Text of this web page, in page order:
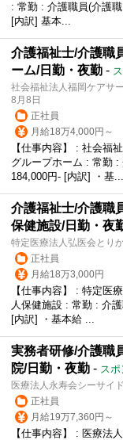
: 常勤 : 介護職員(介護
[内訳] 基本...
介護福祉士/介護職
ーム/日勤・夜勤 -
社会福祉法人福岡ケアサ
8月8日
正社員
月給18万4,000円～
【仕事内容】 : 社会福
グループホーム : 常勤
184,000円- [内訳] ・基...
介護福祉士/介護職
保健施設/日勤・夜
特定医療法人弘医会とり
正社員
月給18万3,000円
【仕事内容】 : 特定医
人保健施設 : 常勤 : 介
[内訳] ・基本給 ...
実務者研修/介護職
院/日勤・夜勤 - ス
医療法人永寿会シーサイ
正社員
月給19万7,360円～
【仕事内容】 : 医療法